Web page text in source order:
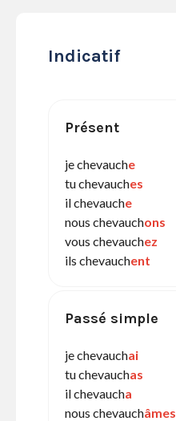
Indicatif
Présent
je chevauche
tu chevauches
il chevauche
nous chevauchons
vous chevauchez
ils chevauchent
Passé simple
je chevauchai
tu chevauchas
il chevaucha
nous chevauchâmes